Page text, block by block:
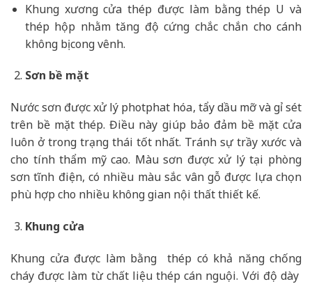
Khung xương cửa thép được làm bằng thép U và
thép hộp nhằm tăng độ cứng chắc chắn cho cánh
không bị cong vênh.
Sơn bề mặt
Nước sơn được xử lý photphat hóa, tẩy dầu mỡ và gỉ sét
trên bề mặt thép. Điều này giúp bảo đảm bề mặt cửa
luôn ở trong trạng thái tốt nhất. Tránh sự trầy xước và
cho tính thẩm mỹ cao. Màu sơn được xử lý tại phòng
sơn tĩnh điện, có nhiều màu sắc vân gỗ được lựa chọn
phù hợp cho nhiều không gian nội thất thiết kế.
Khung cửa
Khung cửa được làm bằng thép có khả năng chống
cháy được làm từ chất liệu thép cán nguội. Với độ dày